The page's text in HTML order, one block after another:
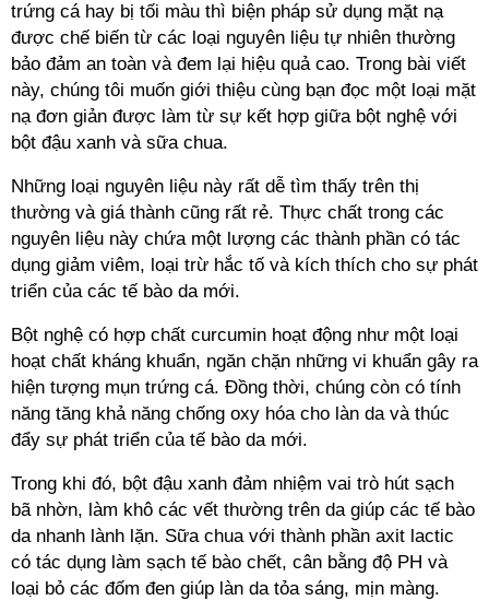
trứng cá hay bị tối màu thì biện pháp sử dụng mặt nạ
được chế biến từ các loại nguyên liệu tự nhiên thường
bảo đảm an toàn và đem lại hiệu quả cao. Trong bài viết
này, chúng tôi muốn giới thiệu cùng bạn đọc một loại mặt
nạ đơn giản được làm từ sự kết hợp giữa bột nghệ với
bột đậu xanh và sữa chua.
Những loại nguyên liệu này rất dễ tìm thấy trên thị
thường và giá thành cũng rất rẻ. Thực chất trong các
nguyên liệu này chứa một lượng các thành phần có tác
dụng giảm viêm, loại trừ hắc tố và kích thích cho sự phát
triển của các tế bào da mới.
Bột nghệ có hợp chất curcumin hoạt động như một loại
hoạt chất kháng khuẩn, ngăn chặn những vi khuẩn gây ra
hiện tượng mụn trứng cá. Đồng thời, chúng còn có tính
năng tăng khả năng chống oxy hóa cho làn da và thúc
đẩy sự phát triển của tế bào da mới.
Trong khi đó, bột đậu xanh đảm nhiệm vai trò hút sạch
bã nhờn, làm khô các vết thường trên da giúp các tế bào
da nhanh lành lặn. Sữa chua với thành phần axit lactic
có tác dụng làm sạch tế bào chết, cân bằng độ PH và
loại bỏ các đốm đen giúp làn da tỏa sáng, mịn màng.